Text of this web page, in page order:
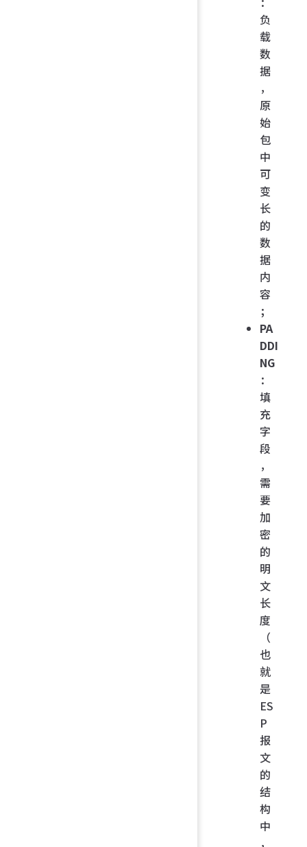
负
载
数
据
，
原
始
包
中
可
变
长
的
数
据
内
容
；
PA
DDI
NG
：
填
充
字
段
，
需
要
加
密
的
明
文
长
度
（
也
就
是
ES
P
报
文
的
结
构
中
，